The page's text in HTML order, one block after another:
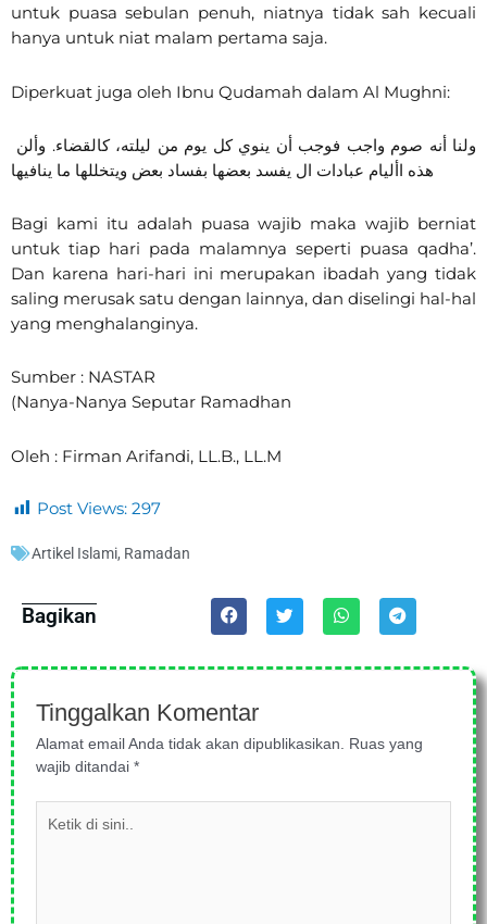
untuk puasa sebulan penuh, niatnya tidak sah kecuali
hanya untuk niat malam pertama saja.
Diperkuat juga oleh Ibnu Qudamah dalam Al Mughni:
Bagi kami itu adalah puasa wajib maka wajib berniat
untuk tiap hari pada malamnya seperti puasa qadha’.
Dan karena hari-hari ini merupakan ibadah yang tidak
saling merusak satu dengan lainnya, dan diselingi hal-hal
yang menghalanginya.
Sumber : NASTAR
(Nanya-Nanya Seputar Ramadhan
Oleh : Firman Arifandi, LL.B., LL.M
Post Views: 297
Artikel Islami, Ramadan
Bagikan
Tinggalkan Komentar
Alamat email Anda tidak akan dipublikasikan. Ruas yang
wajib ditandai *